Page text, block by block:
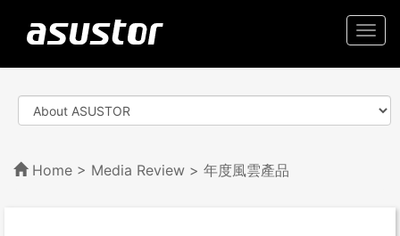
Home > Media Review > 年度風雲產品